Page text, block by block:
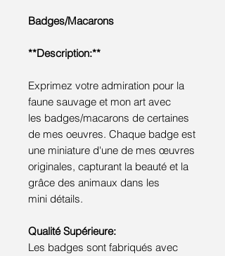
Badges/Macarons
**Description:**
Exprimez votre admiration pour la
faune sauvage et mon art avec
les badges/macarons de certaines
de mes oeuvres. Chaque badge est
une miniature d'une de mes œuvres
originales, capturant la beauté et la
grâce des animaux dans les
mini détails.
Qualité Supérieure:
Les badges sont fabriqués avec